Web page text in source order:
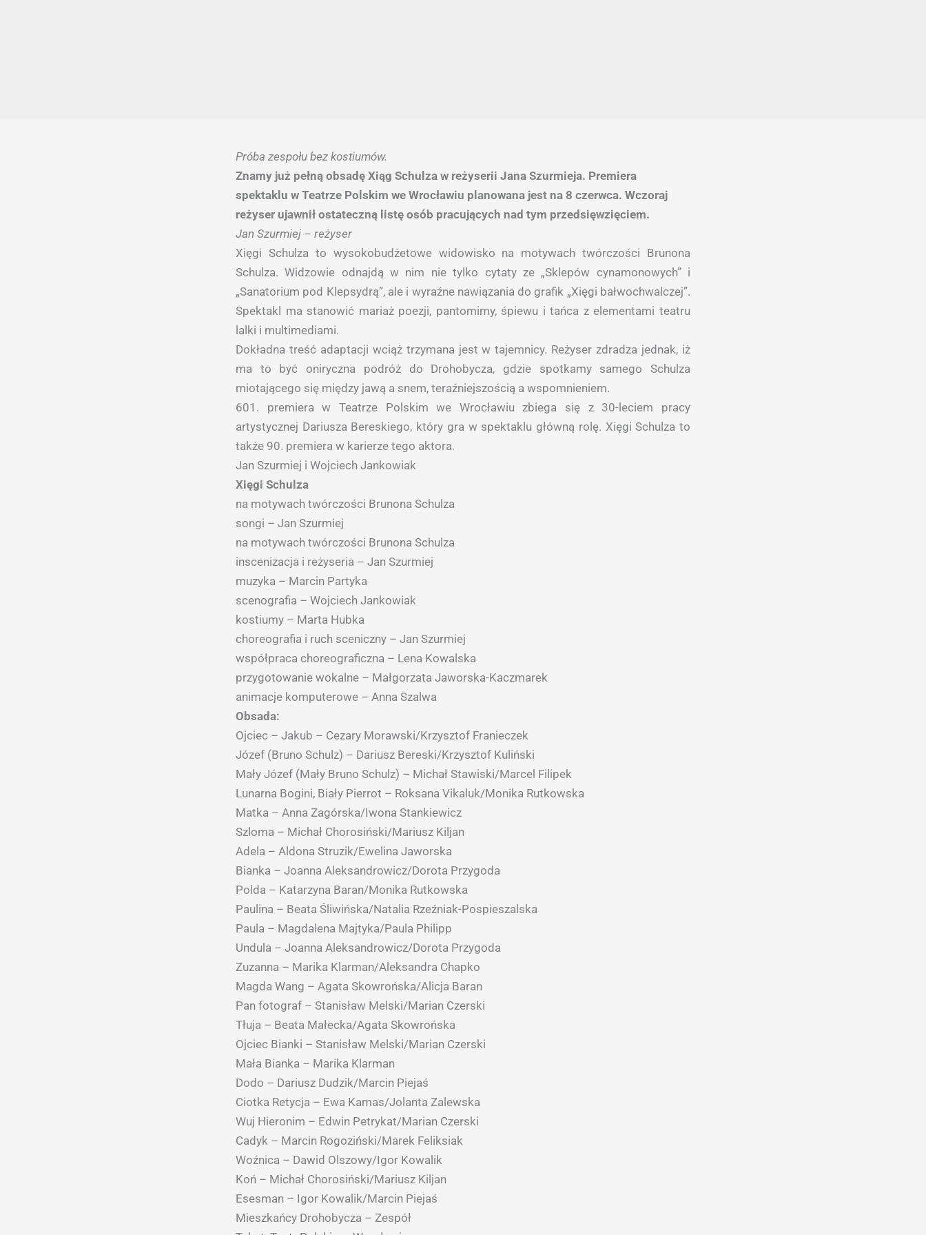
Próba zespołu bez kostiumów.
Znamy już pełną obsadę Xiąg Schulza w reżyserii Jana Szurmieja. Premiera
spektaklu w Teatrze Polskim we Wrocławiu planowana jest na 8 czerwca. Wczoraj
reżyser ujawnił ostateczną listę osób pracujących nad tym przedsięwzięciem.
Jan Szurmiej – reżyser
Xięgi Schulza to wysokobudżetowe widowisko na motywach twórczości Brunona
Schulza. Widzowie odnajdą w nim nie tylko cytaty ze „Sklepów cynamonowych” i
„Sanatorium pod Klepsydrą”, ale i wyraźne nawiązania do grafik „Xięgi bałwochwalczej”.
Spektakl ma stanowić mariaż poezji, pantomimy, śpiewu i tańca z elementami teatru
lalki i multimediami.
Dokładna treść adaptacji wciąż trzymana jest w tajemnicy. Reżyser zdradza jednak, iż
ma to być oniryczna podróż do Drohobycza, gdzie spotkamy samego Schulza
miotającego się między jawą a snem, teraźniejszością a wspomnieniem.
601. premiera w Teatrze Polskim we Wrocławiu zbiega się z 30-leciem pracy
artystycznej Dariusza Bereskiego, który gra w spektaklu główną rolę. Xięgi Schulza to
także 90. premiera w karierze tego aktora.
Jan Szurmiej i Wojciech Jankowiak
Xięgi Schulza
na motywach twórczości Brunona Schulza
songi – Jan Szurmiej
na motywach twórczości Brunona Schulza
inscenizacja i reżyseria – Jan Szurmiej
muzyka – Marcin Partyka
scenografia – Wojciech Jankowiak
kostiumy – Marta Hubka
choreografia i ruch sceniczny – Jan Szurmiej
współpraca choreograficzna – Lena Kowalska
przygotowanie wokalne – Małgorzata Jaworska-Kaczmarek
animacje komputerowe – Anna Szalwa
Obsada:
Ojciec – Jakub – Cezary Morawski/Krzysztof Franieczek
Józef (Bruno Schulz) – Dariusz Bereski/Krzysztof Kuliński
Mały Józef (Mały Bruno Schulz) – Michał Stawiski/Marcel Filipek
Lunarna Bogini, Biały Pierrot – Roksana Vikaluk/Monika Rutkowska
Matka – Anna Zagórska/Iwona Stankiewicz
Szloma – Michał Chorosiński/Mariusz Kiljan
Adela – Aldona Struzik/Ewelina Jaworska
Bianka – Joanna Aleksandrowicz/Dorota Przygoda
Polda – Katarzyna Baran/Monika Rutkowska
Paulina – Beata Śliwińska/Natalia Rzeźniak-Pospieszalska
Paula – Magdalena Majtyka/Paula Philipp
Undula – Joanna Aleksandrowicz/Dorota Przygoda
Zuzanna – Marika Klarman/Aleksandra Chapko
Magda Wang – Agata Skowrońska/Alicja Baran
Pan fotograf – Stanisław Melski/Marian Czerski
Tłuja – Beata Małecka/Agata Skowrońska
Ojciec Bianki – Stanisław Melski/Marian Czerski
Mała Bianka – Marika Klarman
Dodo – Dariusz Dudzik/Marcin Piejaś
Ciotka Retycja – Ewa Kamas/Jolanta Zalewska
Wuj Hieronim – Edwin Petrykat/Marian Czerski
Cadyk – Marcin Rogoziński/Marek Feliksiak
Woźnica – Dawid Olszowy/Igor Kowalik
Koń – Michał Chorosiński/Mariusz Kiljan
Esesman – Igor Kowalik/Marcin Piejaś
Mieszkańcy Drohobycza – Zespół